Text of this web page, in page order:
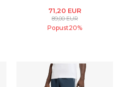
71,20 EUR
89,00EUR
Popust20%